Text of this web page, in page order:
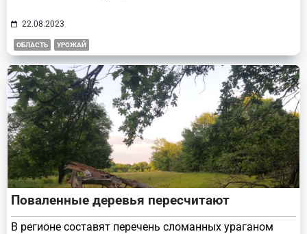
22.08.2023
ОБЛАСТЬ УРОЖАЙ
Поваленные деревья пересчитают
В регионе составят перечень сломанных ураганом